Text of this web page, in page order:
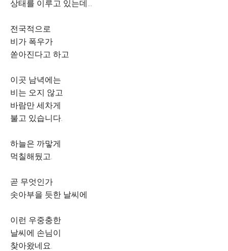
상태를 이루고 있는데...
전국적으로
비가 폭우가
쏟아진다고 하고
이곳 남녁에는
비는 오지 않고
바람만 세차게
불고 있습니다.
하늘은 까맣게
먹칠해뒀고.
곧 무엇인가
솟아부을 듯한 날씨에
이런 우중충한
날씨에 손님이
찾아왔네요.